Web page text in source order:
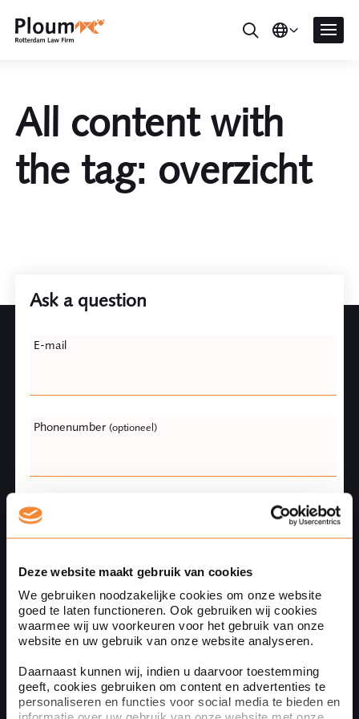
Deze website maakt gebruik van cookies
We gebruiken noodzakelijke cookies om onze website
goed te laten functioneren. Ook gebruiken wij cookies
waarmee wij uw voorkeuren voor het gebruik van onze
website en uw gebruik van onze website analyseren.
Daarnaast kunnen wij, indien u daarvoor toestemming
geeft, cookies gebruiken om content en advertenties te
personaliseren en functies voor social media te bieden en
All content with
the tag: overzicht
Ask a question
this
E-mail
Phonenumber (optioneel)
Naam
Bedrijfsnaam(optioneel)
Your message